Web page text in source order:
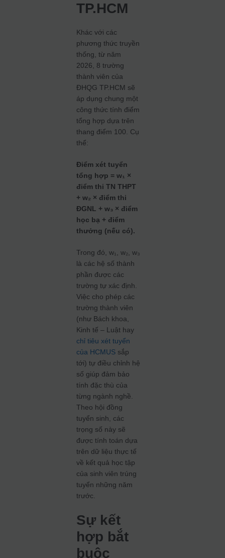
TP.HCM
Khác với các
phương thức truyền
thống, từ năm
2026, 8 trường
thành viên của
ĐHQG TP.HCM sẽ
áp dụng chung một
công thức tính điểm
tổng hợp dựa trên
thang điểm 100. Cụ
thể:
Điểm xét tuyển
tổng hợp = w₁ ×
điểm thi TN THPT
+ w₂ × điểm thi
ĐGNL + w₃ × điểm
học bạ + điểm
thưởng (nếu có).
Trong đó, w₁, w₂, w₃
là các hệ số thành
phần được các
trường tự xác định.
Việc cho phép các
trường thành viên
(như Bách khoa,
Kinh tế – Luật hay
chỉ tiêu xét tuyển
của HCMUS sắp
tới) tự điều chỉnh hệ
số giúp đảm bảo
tính đặc thù của
từng ngành nghề.
Theo hội đồng
tuyển sinh, các
trọng số này sẽ
được tính toán dựa
trên dữ liệu thực tế
về kết quả học tập
của sinh viên trúng
tuyển những năm
trước.
Sự kết
hợp bắt
buộc